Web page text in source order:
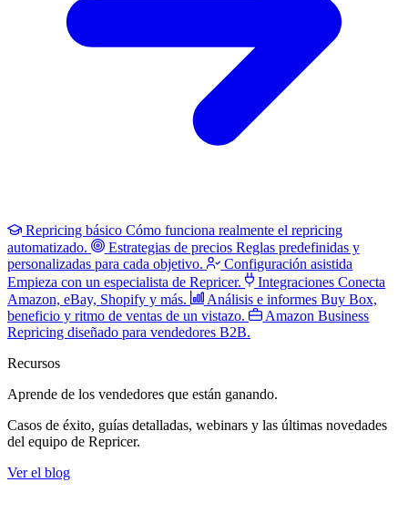
Repricing básico Cómo funciona realmente el repricing
automatizado.
Estrategias de precios Reglas predefinidas y
personalizadas para cada objetivo.
Configuración asistida
Empieza con un especialista de Repricer.
Integraciones Conecta
Amazon, eBay, Shopify y más.
Análisis e informes Buy Box,
beneficio y ritmo de ventas de un vistazo.
Amazon Business
Repricing diseñado para vendedores B2B.
Recursos
Aprende de los vendedores que están ganando.
Casos de éxito, guías detalladas, webinars y las últimas novedades
del equipo de Repricer.
Ver el blog